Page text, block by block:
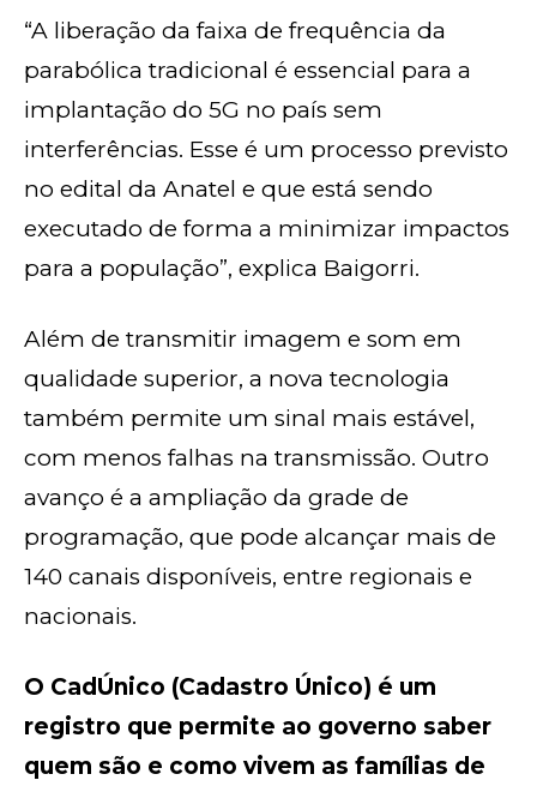
“A liberação da faixa de frequência da
parabólica tradicional é essencial para a
implantação do 5G no país sem
interferências. Esse é um processo previsto
no edital da Anatel e que está sendo
executado de forma a minimizar impactos
para a população”, explica Baigorri.
Além de transmitir imagem e som em
qualidade superior, a nova tecnologia
também permite um sinal mais estável,
com menos falhas na transmissão. Outro
avanço é a ampliação da grade de
programação, que pode alcançar mais de
140 canais disponíveis, entre regionais e
nacionais.
O CadÚnico (Cadastro Único) é um
registro que permite ao governo saber
quem são e como vivem as famílias de